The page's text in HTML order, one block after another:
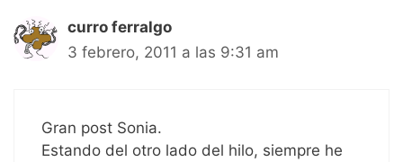
curro ferralgo
3 febrero, 2011 a las 9:31 am
Gran post Sonia.
Estando del otro lado del hilo, siempre he